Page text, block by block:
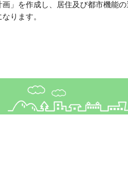
」を作成し、居住及び都市機能の
ります。